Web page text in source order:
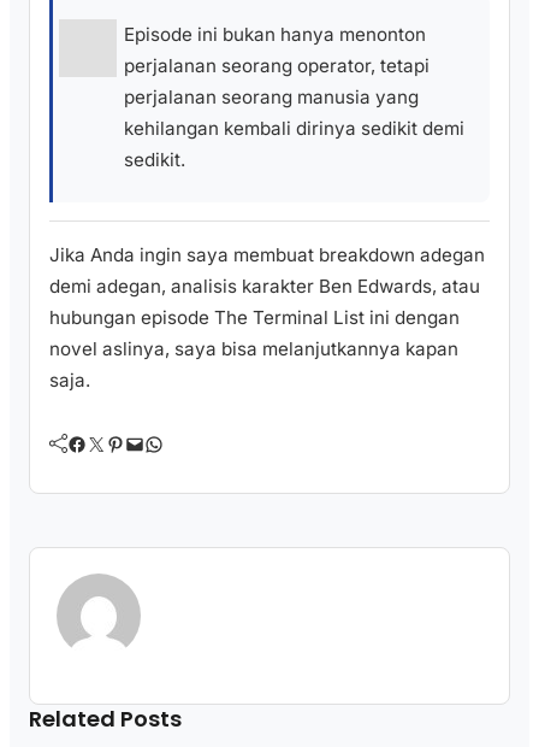
Episode ini bukan hanya menonton
perjalanan seorang operator, tetapi
perjalanan seorang manusia yang
kehilangan kembali dirinya sedikit demi
sedikit.
Jika Anda ingin saya membuat breakdown adegan
demi adegan, analisis karakter Ben Edwards, atau
hubungan episode The Terminal List ini dengan
novel aslinya, saya bisa melanjutkannya kapan
saja.
Facebook Twitter Pinterest Mail WhatsApp
Related Posts